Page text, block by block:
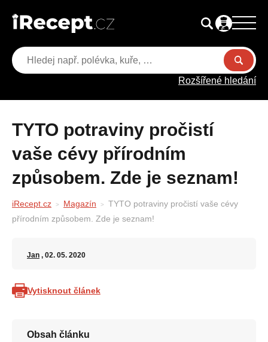
Rozšířené hledání
TYTO potraviny pročistí
vaše cévy přírodním
způsobem. Zde je seznam!
iRecept.cz Magazín
TYTO potraviny pročistí vaše cévy
přírodním způsobem. Zde je seznam!
Jan , 02. 05. 2020
Vytisknout článek
Obsah článku